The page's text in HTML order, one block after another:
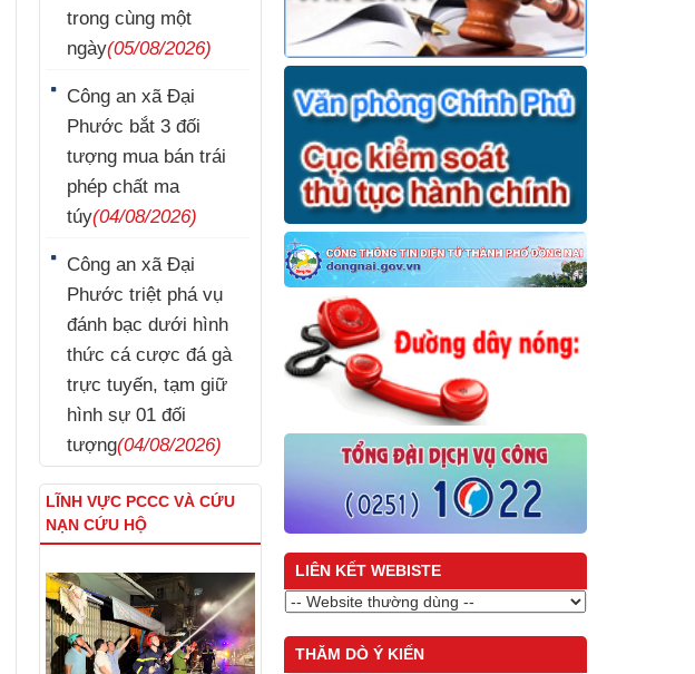
trong cùng một
ngày(05/08/2026)
Công an xã Đại
Phước bắt 3 đối
tượng mua bán trái
phép chất ma
túy(04/08/2026)
Công an xã Đại
Phước triệt phá vụ
đánh bạc dưới hình
thức cá cược đá gà
trực tuyến, tạm giữ
hình sự 01 đối
tượng(04/08/2026)
LĨNH VỰC PCCC VÀ CỨU
NẠN CỨU HỘ
LIÊN KẾT WEBISTE
THĂM DÒ Ý KIẾN